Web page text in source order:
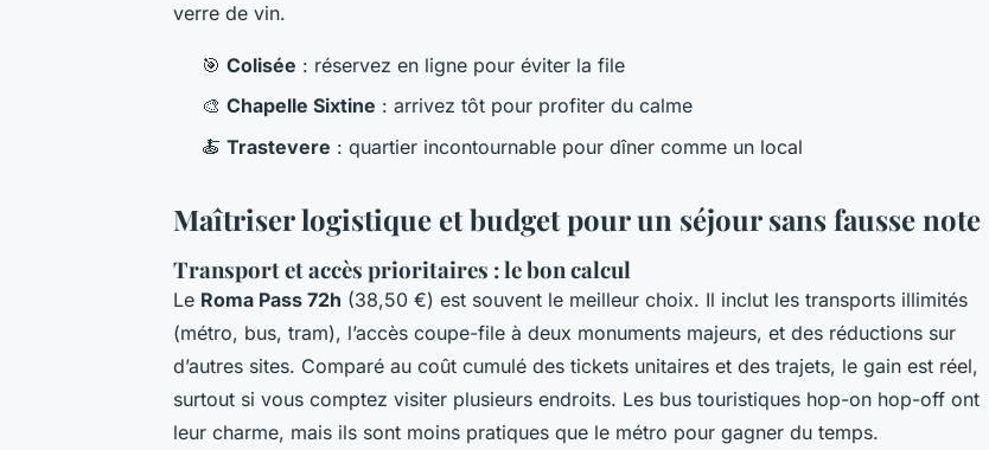
verre de vin.
🎯 Colisée : réservez en ligne pour éviter la file
🎨 Chapelle Sixtine : arrivez tôt pour profiter du calme
🍝 Trastevere : quartier incontournable pour dîner comme un local
Maîtriser logistique et budget pour un séjour sans fausse note
Transport et accès prioritaires : le bon calcul
Le Roma Pass 72h (38,50 €) est souvent le meilleur choix. Il inclut les transports illimités
(métro, bus, tram), l’accès coupe-file à deux monuments majeurs, et des réductions sur
d’autres sites. Comparé au coût cumulé des tickets unitaires et des trajets, le gain est réel,
surtout si vous comptez visiter plusieurs endroits. Les bus touristiques hop-on hop-off ont
leur charme, mais ils sont moins pratiques que le métro pour gagner du temps.